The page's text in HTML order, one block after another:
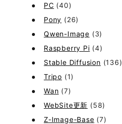
PC (40)
Pony (26)
Qwen-Image (3)
Raspberry Pi (4)
Stable Diffusion (136)
Tripo (1)
Wan (7)
WebSite更新 (58)
Z-Image-Base (7)